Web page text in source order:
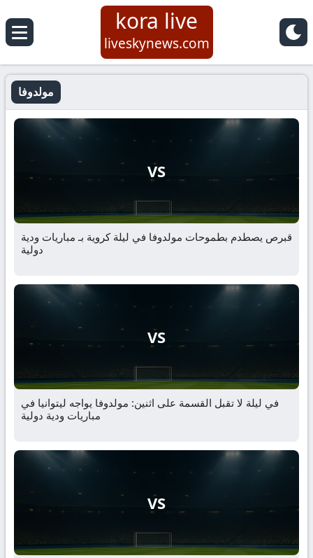
kora live
liveskynews.com
مولدوفا
VS
قبرص يصطدم بطموحات مولدوفا في ليلة كروية بـ مباريات ودية
دولية
VS
في ليلة لا تقبل القسمة على اثنين: مولدوفا يواجه ليتوانيا في
مباريات ودية دولية
VS